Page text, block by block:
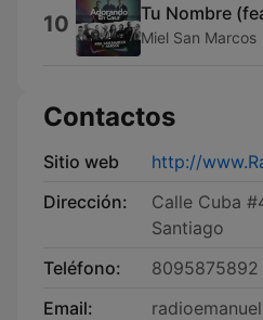
10 Tu Nombre
Miel San Marcos
Contactos
Sitio web
http://
Dirección:
Calle Cuba
Santiago
Teléfono:
8095875892
Email: